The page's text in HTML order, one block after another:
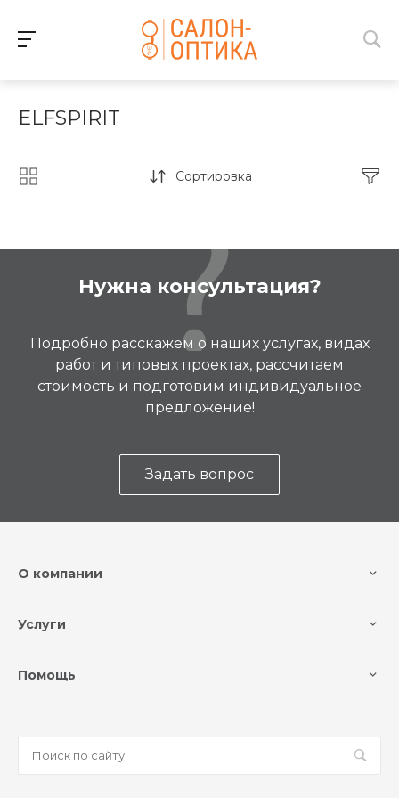
ELFSPIRIT
Сортировка
Нужна консультация?
Подробно расскажем о наших услугах, видах
работ и типовых проектах, рассчитаем
стоимость и подготовим индивидуальное
предложение!
Задать вопрос
О компании
Услуги
Помощь